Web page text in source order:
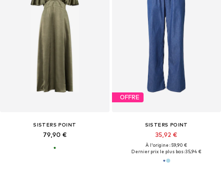
SISTERS POINT
79,90 €
OFFRE
SISTERS POINT
35,92 €
À l'origine : 59,90 €
Dernier prix le plus bas :35,94 €